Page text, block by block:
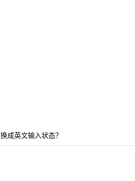
成英文输入状态？